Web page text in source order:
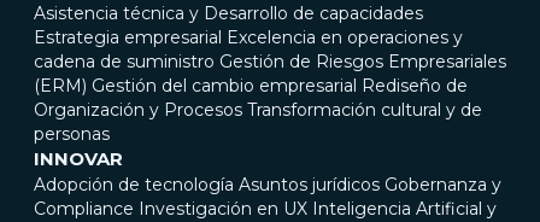
Asistencia técnica y Desarrollo de capacidades
Estrategia empresarial Excelencia en operaciones y
cadena de suministro Gestión de Riesgos Empresariales
(ERM) Gestión del cambio empresarial Rediseño de
Organización y Procesos Transformación cultural y de
personas
INNOVAR
Adopción de tecnología Asuntos jurídicos Gobernanza y
Compliance Investigación en UX Inteligencia Artificial y